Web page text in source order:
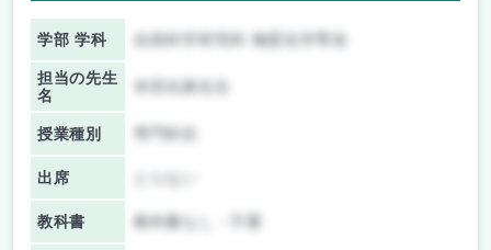
学部 学科 自然科学研究科 物質化学専攻
担当の先生
名
授業種別
出席
教科書 教科書なし・不要